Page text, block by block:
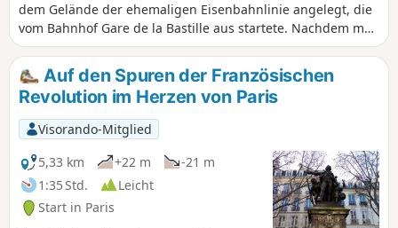
dem Gelände der ehemaligen Eisenbahnlinie angelegt, die
vom Bahnhof Gare de la Bastille aus startete. Nachdem man
kurz dem Canal Saint-Martin vor seiner Mündung in die
Seine gefolgt ist, folgt man dieser Grünanlage in der Stadt,
zunächst auf einer Anhöhe, dann auf ebener Erde oder
unter kurzen Tunneln. Der Jardin de Reuilly, der Square
Charles Péguy und die Friche Ferroviaire an der Kreuzung
der ehemaligen Petite Ceinture-Linie tragen zum Charme
dieser Route bei.
Auf den Spuren der Französischen
Revolution im Herzen von Paris
Visorando-Mitglied
5,33 km
+22 m
-21 m
1:35 Std.
Leicht
Start in Paris